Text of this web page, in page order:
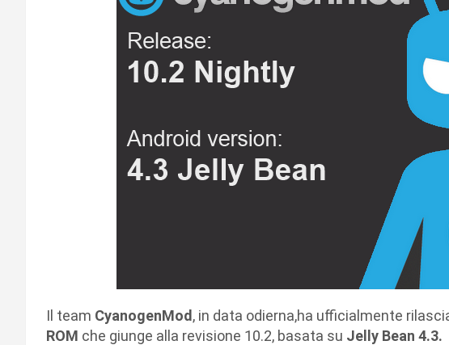
Il team CyanogenMod , in data odierna,ha ufficialmente
ROM che giunge alla revisione 10.2, basata su Jelly Bean 4.3.